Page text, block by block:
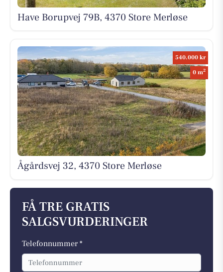
Have Borupvej 79B, 4370 Store Merløse
540.000 kr
0 m2
Ågårdsvej 32, 4370 Store Merløse
FÅ TRE GRATIS
SALGSVURDERINGER
Telefonnummer *